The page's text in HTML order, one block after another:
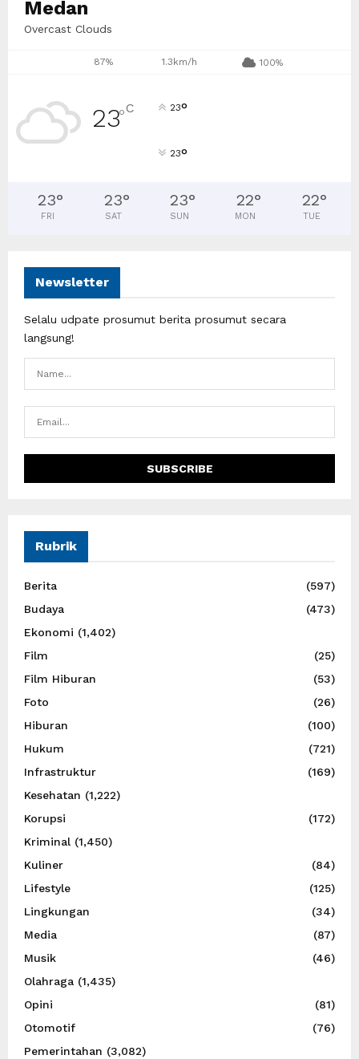
Medan
Overcast Clouds
87% 1.3km/h 100%
23°C 23°
23°
23°
FRI
23°
SAT
23°
SUN
22°
MON
22°
TUE
Newsletter
Selalu udpate prosumut berita prosumut secara
langsung!
Rubrik
Berita
(597)
Budaya
(473)
Ekonomi (1,402)
Film
(25)
Film Hiburan
(53)
Foto
(26)
Hiburan
(100)
Hukum
(721)
Infrastruktur
(169)
Kesehatan (1,222)
Korupsi
(172)
Kriminal (1,450)
Kuliner
(84)
Lifestyle
(125)
Lingkungan
(34)
Media
(87)
Musik
(46)
Olahraga (1,435)
Opini
(81)
Otomotif
(76)
Pemerintahan (3,082)